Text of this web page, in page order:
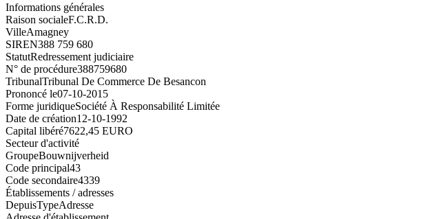
Informations générales
Raison socialeF.C.R.D.
VilleAmagney
SIREN388 759 680
StatutRedressement judiciaire
N° de procédure388759680
TribunalTribunal De Commerce De Besancon
Prononcé le07-10-2015
Forme juridiqueSociété À Responsabilité Limitée
Date de création12-10-1992
Capital libéré7622,45 EURO
Secteur d'activité
GroupeBouwnijverheid
Code principal43
Code secondaire4339
Établissements / adresses
DepuisTypeAdresse